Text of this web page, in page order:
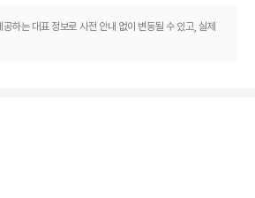
하는 대표 정보로 사전 안내 없이 변동될 수 있고, 실제